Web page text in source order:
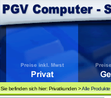
Sie befinden sich hier: Privatkunden >Alle Produkte